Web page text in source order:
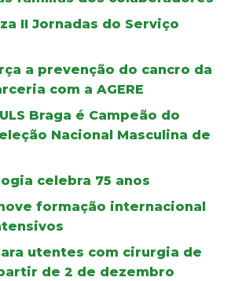
II Jornadas do Serviço
a prevenção do cancro da
com a AGERE
Braga é Campeão do
Nacional Masculina de
celebra 75 anos
formação internacional
utentes com cirurgia de
de 2 de dezembro